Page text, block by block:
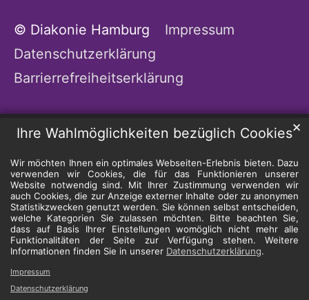
Ihre Wahlmöglichkeiten bezüglich Cookies
Wir möchten Ihnen ein optimales Webseiten-Erlebnis bieten. Dazu
verwenden wir Cookies, die für das Funktionieren unserer
Website notwendig sind. Mit Ihrer Zustimmung verwenden wir
auch Cookies, die zur Anzeige externer Inhalte oder zu anonymen
Statistikzwecken genutzt werden. Sie können selbst entscheiden,
welche Kategorien Sie zulassen möchten. Bitte beachten Sie,
dass auf Basis Ihrer Einstellungen womöglich nicht mehr alle
Funktionalitäten der Seite zur Verfügung stehen. Weitere
Informationen finden Sie in unserer Datenschutzerklärung.
✕
Impressum
Datenschutzerklärung
© Diakonie Hamburg
Impressum
Datenschutzerklärung
Barrierrefreiheitserklärung